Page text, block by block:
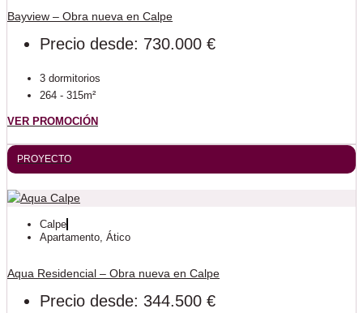
Bayview – Obra nueva en Calpe
Precio desde: 730.000 €
3 dormitorios
264 - 315m²
VER PROMOCIÓN
PROYECTO
Calpe
Apartamento Ático
Aqua Residencial – Obra nueva en Calpe
Precio desde: 344.500 €